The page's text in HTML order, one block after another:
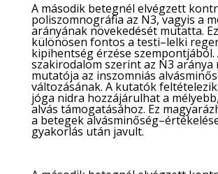
A második betegnél elvégzett
poliszomnográfia az N3, vagyis a
arányának növekedését mutatta.
különösen fontos a testi–lelki
kipihentség érzése szempontjából.
szakirodalom szerint az N3 aránya
mutatója az inszomniás
változásának. A kutatók
jóga nidra hozzájárulhat a
alvás támogatásához. Ez
a betegek
gyakorlás után javult.